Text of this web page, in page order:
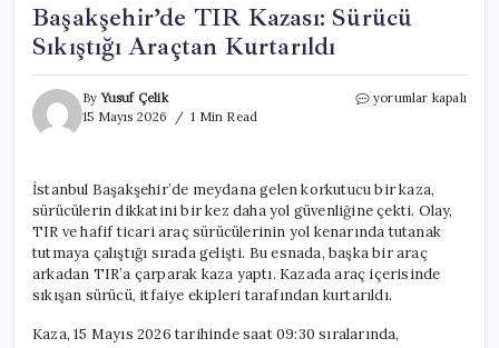
Başakşehir’de TIR Kazası: Sürücü
Sıkıştığı Araçtan Kurtarıldı
ByYusuf Çelik
15 Mayıs 2026
1 Min Read
Başakşehir’de
Araçtan
Kurtarıldı
için
yorumlar kapalı
İstanbul Başakşehir’de meydana gelen korkutucu bir kaza,
sürücülerin dikkatini bir kez daha yol güvenliğine çekti. Olay,
TIR ve hafif ticari araç sürücülerinin yol kenarında tutanak
tutmaya çalıştığı sırada gelişti. Bu esnada, başka bir araç
arkadan TIR’a çarparak kaza yaptı. Kazada araç içerisinde
sıkışan sürücü, itfaiye ekipleri tarafından kurtarıldı.
Kaza, 15 Mayıs 2026 tarihinde saat 09:30 sıralarında,